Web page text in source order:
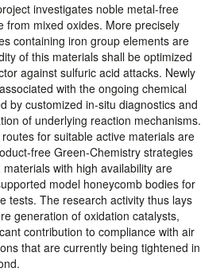
investigates noble metal-free
from mixed oxides. More precisely
containing iron group elements are
of this materials shall be optimized
against sulfuric acid attacks. Newly
with the ongoing chemical
by customized in-situ diagnostics and
of underlying reaction mechanisms.
for suitable active materials are
free Green-Chemistry strategies
with high availability are
model honeycomb bodies for
tests. The research activity thus lays
generation of oxidation catalysts,
contribution to compliance with air
that are currently being tightened in